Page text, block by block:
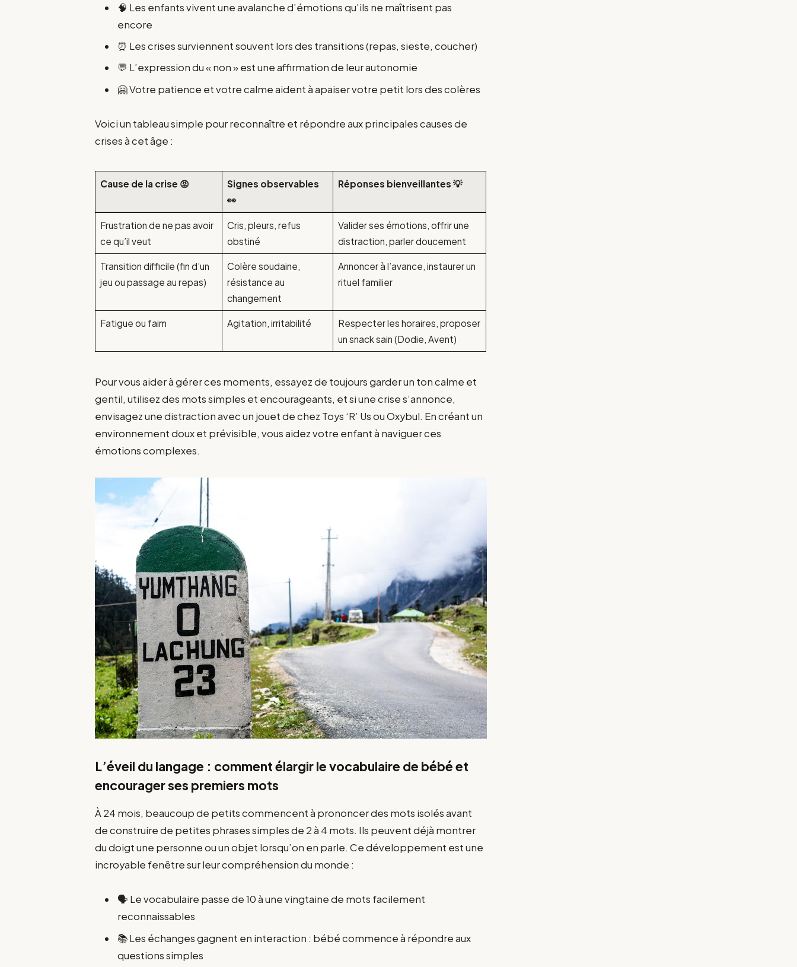
🧠 Les enfants vivent une avalanche d’émotions qu’ils ne maîtrisent pas
encore
⏰ Les crises surviennent souvent lors des transitions (repas, sieste, coucher)
💬 L’expression du « non » est une affirmation de leur autonomie
🤗 Votre patience et votre calme aident à apaiser votre petit lors des colères
Voici un tableau simple pour reconnaître et répondre aux principales causes de
crises à cet âge :
Cause de la crise 😡
Signes observables
👀
Réponses bienveillantes 💡
Frustration de ne pas avoir
ce qu’il veut
Cris, pleurs, refus
obstiné
Valider ses émotions, offrir une
distraction, parler doucement
Transition difficile (fin d’un
jeu ou passage au repas)
Colère soudaine,
résistance au
changement
Annoncer à l’avance, instaurer un
rituel familier
Fatigue ou faim Agitation, irritabilité
Respecter les horaires, proposer
un snack sain (Dodie, Avent)
Pour vous aider à gérer ces moments, essayez de toujours garder un ton calme et
gentil, utilisez des mots simples et encourageants, et si une crise s’annonce,
envisagez une distraction avec un jouet de chez Toys ‘R’ Us ou Oxybul. En créant un
environnement doux et prévisible, vous aidez votre enfant à naviguer ces
émotions complexes.
L’éveil du langage : comment élargir le vocabulaire de bébé et
encourager ses premiers mots
À 24 mois, beaucoup de petits commencent à prononcer des mots isolés avant
de construire de petites phrases simples de 2 à 4 mots. Ils peuvent déjà montrer
du doigt une personne ou un objet lorsqu’on en parle. Ce développement est une
incroyable fenêtre sur leur compréhension du monde :
🗣️ Le vocabulaire passe de 10 à une vingtaine de mots facilement
reconnaissables
📚 Les échanges gagnent en interaction : bébé commence à répondre aux
questions simples